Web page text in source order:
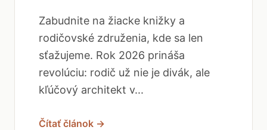
Zabudnite na žiacke knižky a
rodičovské združenia, kde sa len
sťažujeme. Rok 2026 prináša
revolúciu: rodič už nie je divák, ale
kľúčový architekt v...
Čítať článok →